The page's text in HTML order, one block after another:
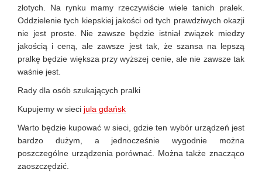
złotych. Na rynku mamy rzeczywiście wiele tanich pralek.
Oddzielenie tych kiepskiej jakości od tych prawdziwych okazji
nie jest proste. Nie zawsze będzie istniał związek miedzy
jakością i ceną, ale zawsze jest tak, że szansa na lepszą
pralkę będzie większa przy wyższej cenie, ale nie zawsze tak
waśnie jest.
Rady dla osób szukających pralki
Kupujemy w sieci jula gdańsk
Warto będzie kupować w sieci, gdzie ten wybór urządzeń jest
bardzo dużym, a jednocześnie wygodnie można
poszczególne urządzenia porównać. Można także znacząco
zaoszczędzić.